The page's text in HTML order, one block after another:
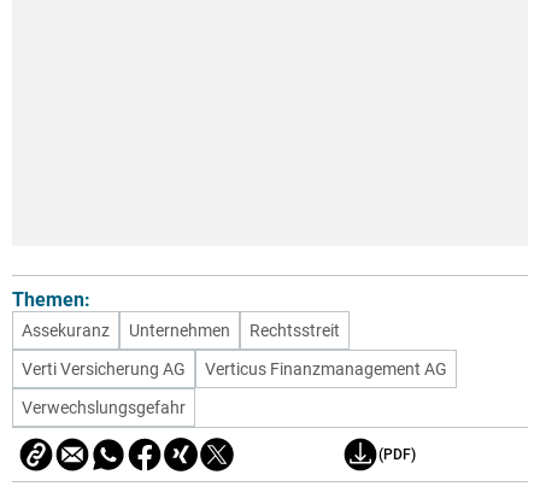
Themen:
Assekuranz Unternehmen
Rechtsstreit
Verti Versicherung AG
Verticus Finanzmanagement AG
Verwechslungsgefahr
(PDF)